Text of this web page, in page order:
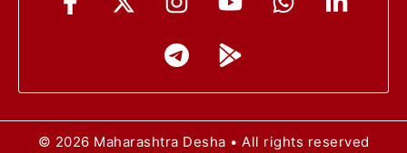
© 2026 Maharashtra Desha • All rights reserved